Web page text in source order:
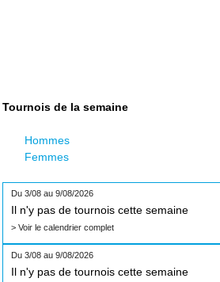
Tournois de la semaine
Hommes
Femmes
Du 3/08 au 9/08/2026
Il n'y pas de tournois cette semaine
> Voir le calendrier complet
Du 3/08 au 9/08/2026
Il n'y pas de tournois cette semaine